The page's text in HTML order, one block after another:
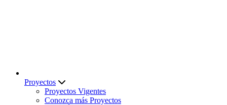
Proyectos
Proyectos Vigentes
Conozca más Proyectos